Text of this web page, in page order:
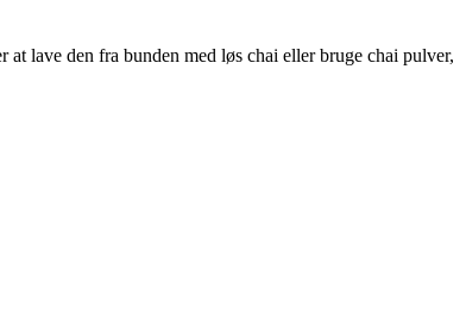
lave den fra bunden med løs chai eller bruge chai pulver,